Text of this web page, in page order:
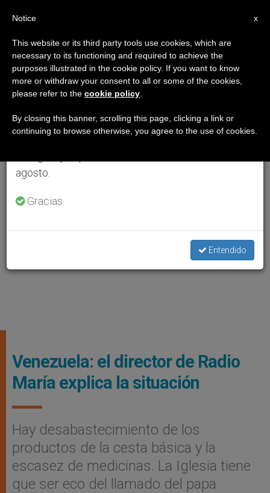
Venezuela: el director de Radio
Marí­a explica la situación
Hay desabastecimiento de los
productos de la cesta básica y la
escasez de medicinas. La Iglesia tiene
que ser eco del llamado del papa
×
Aviso importante
Del 27 de julio al 7 de agosto haremos la pausa
anual, aprovechando que en el periodo de verano
se generan menos informaciones y también el
agosto.
Gracias.
Entendido
x
Notice
This website or its third party tools use cookies, which are
necessary to its functioning and required to achieve the
purposes illustrated in the cookie policy. If you want to know
more or withdraw your consent to all or some of the cookies,
please refer to the cookie policy
By closing this banner, scrolling this page, clicking a link or
continuing to browse otherwise, you agree to the use of cookies.